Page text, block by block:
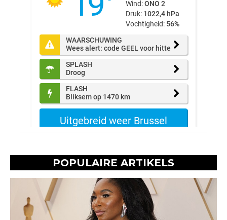
POPULAIRE ARTIKELS